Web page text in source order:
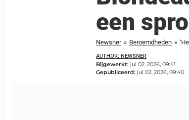
een
Newsner » Beroemdheden »
AUTHOR: NEWSNER
Bijgewerkt: jul 02, 2026, 09:41
Gepubliceerd: jul 02, 2026, 09:40